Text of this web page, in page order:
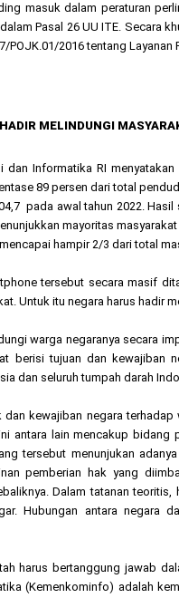
masuk dalam peraturan
Pasal 26 UU ITE. Secara
POJK.01/2016 tentang
MELINDUNGI
dan Informatika RI
89 persen dari total
pada awal tahun 2022.
mayoritas
hampir 2/3 dari total
tersebut secara masif
Untuk itu negara harus hadir
warga negaranya secara
berisi tujuan dan kewajiban
dan seluruh tumpah darah
kewajiban negara
antara lain mencakup
tersebut menunjukan
pemberian hak yang
Dalam tatanan
Hubungan antara negara
harus bertanggung jawab
(Kemenkominfo) adalah